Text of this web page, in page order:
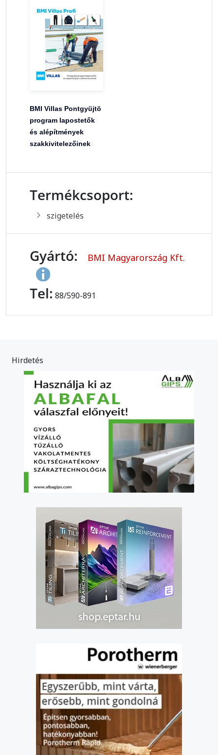
BMI Villas Pontgyüjtö
program lapostetők
és alépítmények
szakkivitelezőinek
Termékcsoport:
szigetelés
Gyártó: BMI Magyarország Kft.
Tel: 88/590-891
Hirdetés